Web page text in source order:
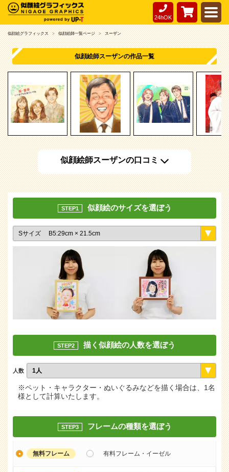
24hOK
似顔絵グラフィックス 似顔絵師一覧ページ スーザン
似顔絵師スーザンの作品一覧
似顔絵師スーザンの口コミ
STEP1 似顔絵のサイズを選ぼう
STEP2 描く似顔絵の人数を選ぼう
人数
※ペット・キャラクター・ぬいぐるみなどを描く場合は、1名
様として計算いたします。
STEP3 フレームの種類を選ぼう
無料フレーム 有料フレーム・イーゼル